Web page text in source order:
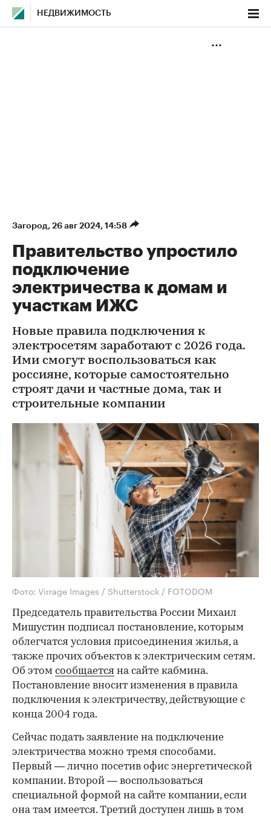
НЕДВИЖИМОСТЬ
Загород⁠, 26 авг 2024, 14:58
Правительство упростило
подключение
электричества к домам и
участкам ИЖС
Новые правила подключения к
электросетям заработают с 2026 года.
Ими смогут воспользоваться как
россияне, которые самостоятельно
строят дачи и частные дома, так и
строительные компании
Фото: Virrage Images / Shutterstock / FOTODOM
Председатель правительства России Михаил
Мишустин подписал постановление, которым
облегчатся условия присоединения жилья, а
также прочих объектов к электрическим сетям.
Об этом сообщается на сайте кабмина.
Постановление вносит изменения в правила
подключения к электричеству, действующие с
конца 2004 года.
Сейчас подать заявление на подключение
электричества можно тремя способами.
Первый — лично посетив офис энергетической
компании. Второй — воспользоваться
специальной формой на сайте компании, если
она там имеется. Третий доступен лишь в том